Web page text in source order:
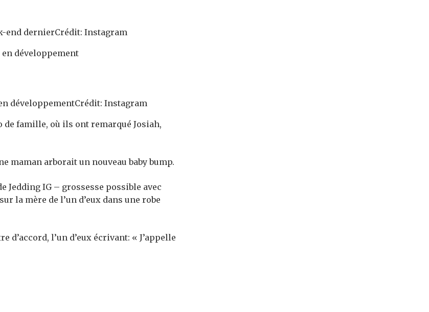
end dernierCrédit: Instagram
développementCrédit: Instagram
famille, où ils ont remarqué Josiah,
maman arborait un nouveau baby bump.
Jedding IG – grossesse possible avec
la mère de l’un d’eux dans une robe
d’accord, l’un d’eux écrivant: « J’appelle